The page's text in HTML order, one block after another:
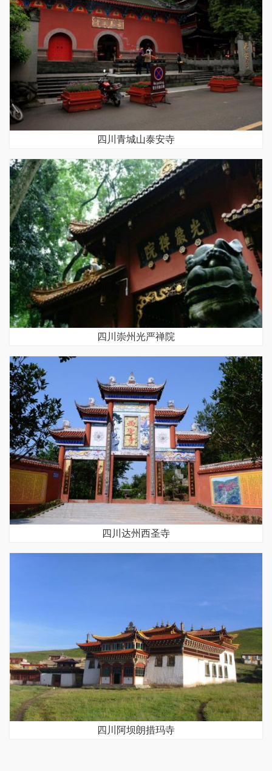
四川青城山泰安寺
四川崇州光严禅院
四川达州西圣寺
四川阿坝朗措玛寺